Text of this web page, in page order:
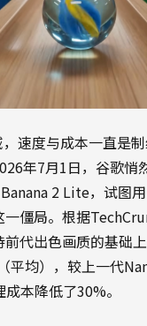
速度与成本一直是
年7月1日，谷歌悄
2 Lite，试图
僵局。根据
代出色画质的基础
平均），较上一代
本降低了30%。